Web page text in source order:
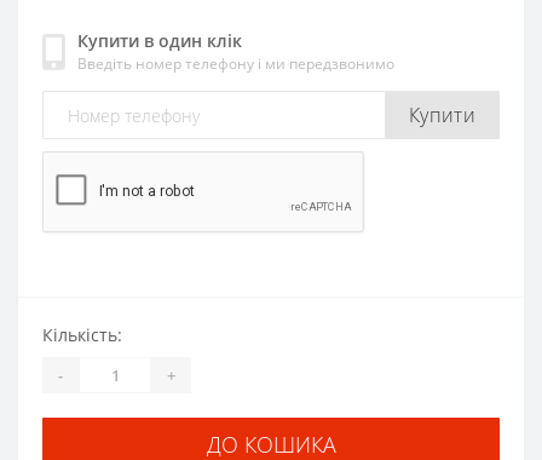
Купити в один клік
Введіть номер телефону і ми передзвонимо
Купити
Кількість:
- +
ДО КОШИКА